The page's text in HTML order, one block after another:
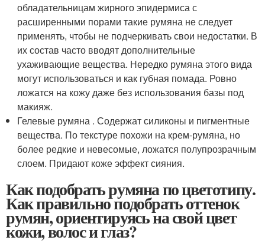
обладательницам жирного эпидермиса с
расширенными порами такие румяна не следует
применять, чтобы не подчеркивать свои недостатки. В
их состав часто вводят дополнительные
ухаживающие вещества. Нередко румяна этого вида
могут использоваться и как губная помада. Ровно
ложатся на кожу даже без использования базы под
макияж.
Гелевые румяна . Содержат силиконы и пигментные
вещества. По текстуре похожи на крем-румяна, но
более редкие и невесомые, ложатся полупрозрачным
слоем. Придают коже эффект сияния.
Как подобрать румяна по цветотипу.
Как правильно подобрать оттенок
румян, ориентируясь на свой цвет
кожи, волос и глаз?